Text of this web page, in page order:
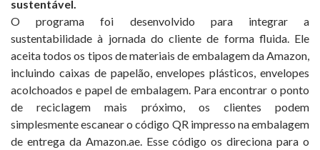
sustentável.
O programa foi desenvolvido para integrar a
sustentabilidade à jornada do cliente de forma fluida. Ele
aceita todos os tipos de materiais de embalagem da Amazon,
incluindo caixas de papelão, envelopes plásticos, envelopes
acolchoados e papel de embalagem. Para encontrar o ponto
de reciclagem mais próximo, os clientes podem
simplesmente escanear o código QR impresso na embalagem
de entrega da Amazon.ae. Esse código os direciona para o